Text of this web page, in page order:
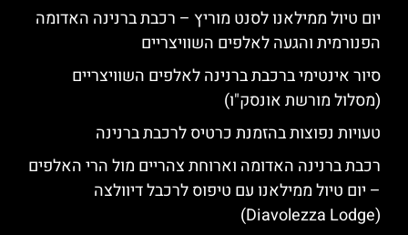
יום טיול ממילאנו לסנט מוריץ – רכבת ברנינה האדומה
הפנורמית והגעה לאלפים השוויצריים
סיור אינטימי ברכבת ברנינה לאלפים השוויצריים
(מסלול מורשת אונסק"ו)
טעויות נפוצות בהזמנת כרטיס לרכבת ברנינה
רכבת ברנינה האדומה וארוחת צהריים מול הרי האלפים
– יום טיול ממילאנו עם טיפוס לרכבל דיוולצה
(Diavolezza Lodge)